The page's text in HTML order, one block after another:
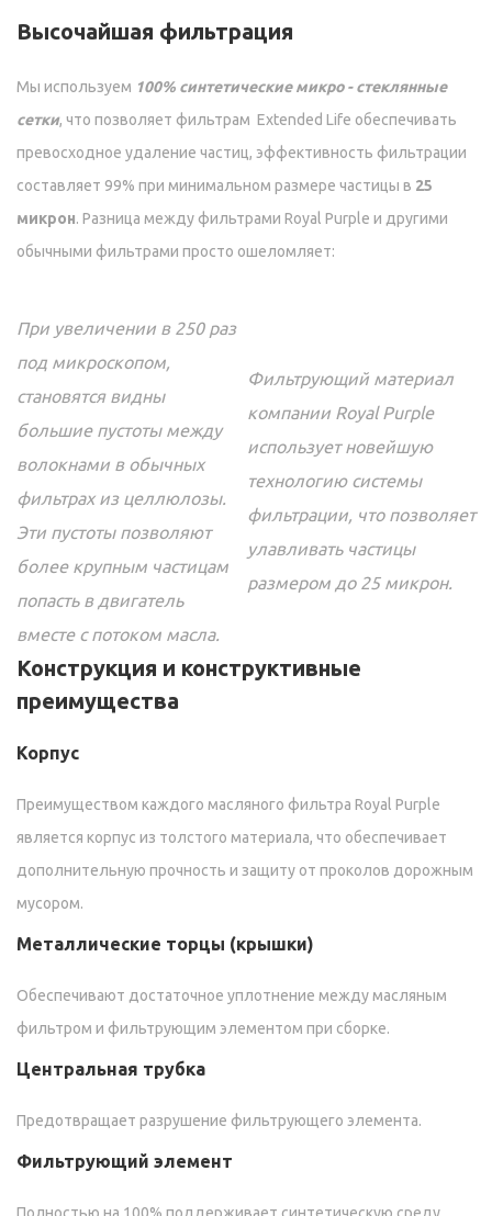
Высочайшая фильтрация
Мы используем 100% синтетические микро - стеклянные
сетки, что позволяет фильтрам Extended Life обеспечивать
превосходное удаление частиц, эффективность фильтрации
составляет 99% при минимальном размере частицы в 25
микрон. Разница между фильтрами Royal Purple и другими
обычными фильтрами просто ошеломляет:
При увеличении в 250 раз
под микроскопом,
становятся видны
большие пустоты между
волокнами в обычных
фильтрах из целлюлозы.
Эти пустоты позволяют
более крупным частицам
попасть в двигатель
вместе с потоком масла.
Фильтрующий материал
компании Royal Purple
использует новейшую
технологию системы
фильтрации, что позволяет
улавливать частицы
размером до 25 микрон.
Конструкция и конструктивные
преимущества
Корпус
Преимуществом каждого масляного фильтра Royal Purple
является корпус из толстого материала, что обеспечивает
дополнительную прочность и защиту от проколов дорожным
мусором.
Металлические торцы (крышки)
Обеспечивают достаточное уплотнение между масляным
фильтром и фильтрующим элементом при сборке.
Центральная трубка
Предотвращает разрушение фильтрующего элемента.
Фильтрующий элемент